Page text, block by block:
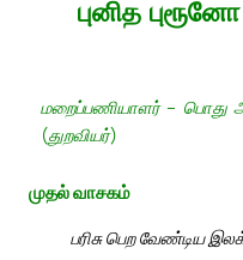
புனித
மறைப்பணியாளர் – பொது
(துறவியர்)
முதல் வாசகம்
பரிசு பெற வேண்டிய